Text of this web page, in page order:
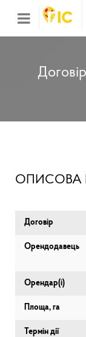
ОПИСОВА
Договір
Орендодавець
Орендар(і)
Площа, га
Термін дії